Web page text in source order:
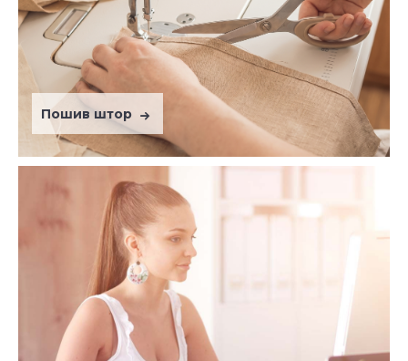
Пошив штор